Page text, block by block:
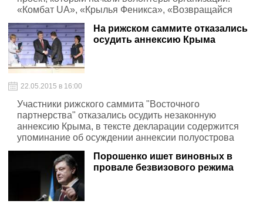
«Комбат UA», «Крылья Феникса», «Возвращайся
живым» и «Народный тыл».
На рижском саммите отказались
осудить аннексию Крыма
22.05.2015 в 16:00
Участники рижского саммита "Восточного
партнерства" отказались осудить незаконную
аннексию Крыма, в тексте декларации содержится
упоминание об осуждении аннексии полуострова
только Европейским союзом.
Порошенко ишет виновных в
провале безвизового режима